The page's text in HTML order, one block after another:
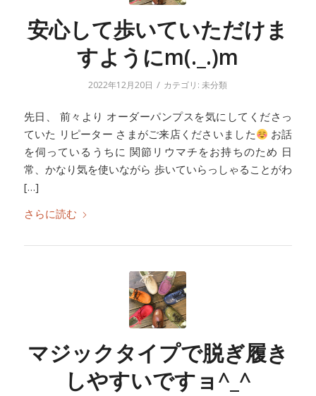
安心して歩いていただけま
すようにm(._.)m
2022年12月20日 / カテゴリ:未分類
先日、 前々より オーダーパンプスを気にしてくださっ
ていた リピーター さまがご来店くださいました
お話
を伺っているうちに 関節リウマチをお持ちのため 日
常、かなり気を使いながら 歩いていらっしゃることがわ
[…]
さらに読む
マジックタイプで脱ぎ履き
しやすいですョ^_^